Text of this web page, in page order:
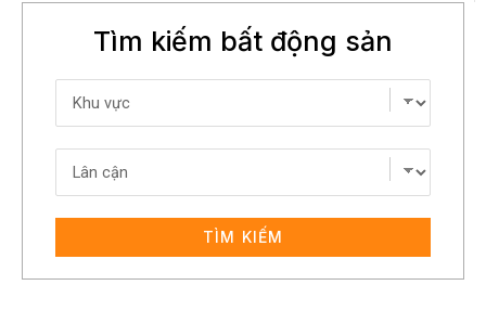
Tìm kiếm bất động sản
TÌM KIẾM